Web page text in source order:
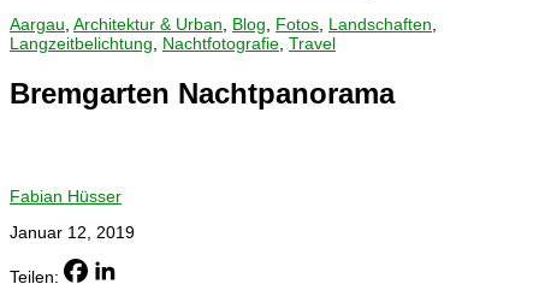
Aargau Architektur & Urban Blog Fotos Landschaften
Langzeitbelichtung
Nachtfotografie Travel
Bremgarten Nachtpanorama
Fabian Hüsser
Januar 12, 2019
Teilen: